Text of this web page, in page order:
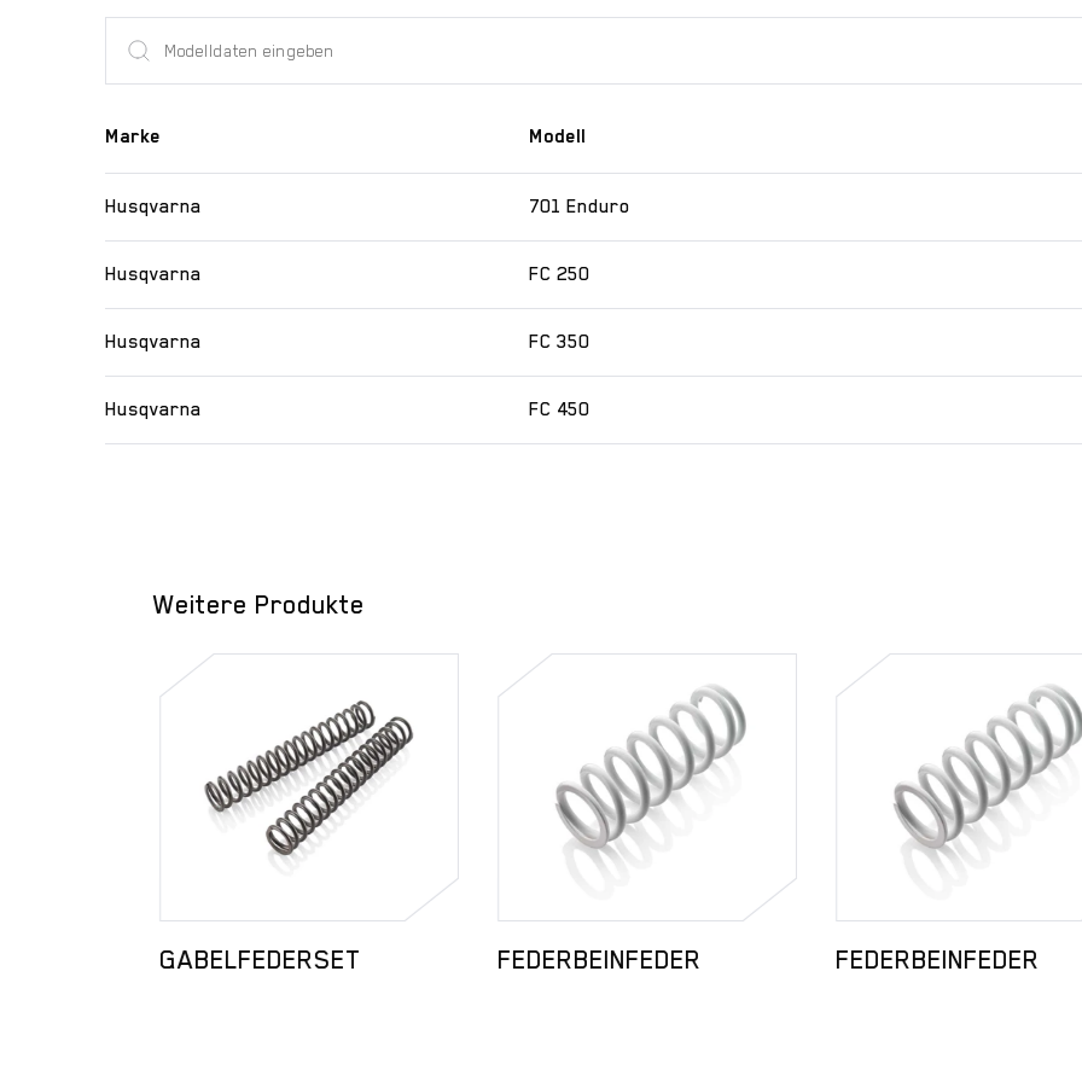
Marke Modell
Husqvarna 701 Enduro
Husqvarna FC 250
Husqvarna FC 350
Husqvarna FC 450
Weitere Produkte
GABELFEDERSET FEDERBEINFEDER FEDERBEINFEDER